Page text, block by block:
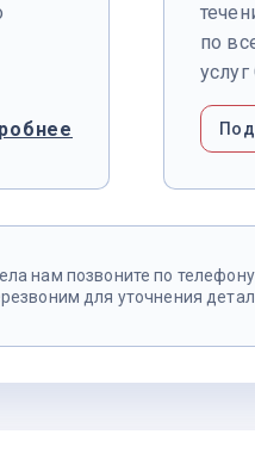
по
нам позвоните по
для уточнения